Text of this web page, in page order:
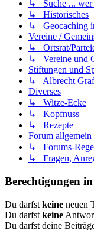
↳ Suche ... wer
↳ Historisches
↳ Geocaching
Vereine /
↳ Ortsrat/
↳ Vereine und
Stiftungen und
↳ Albrecht Graf
Diverses
↳ Witze-Ecke
↳ Kopfnuss
↳ Rezepte
Forum allgemein
↳ Forums-
↳ Fragen,
Berechtigungen
Du darfst keine neuen
Du darfst keine
Du darfst deine